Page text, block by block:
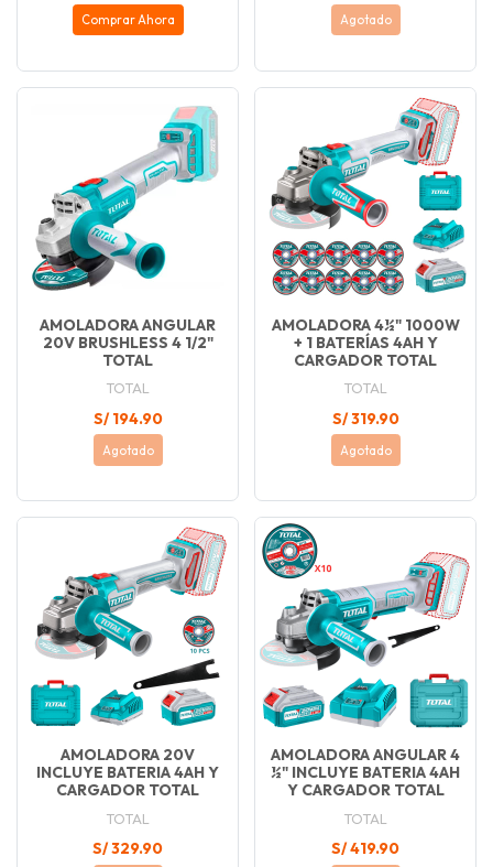
Comprar Ahora Agotado
AMOLADORA ANGULAR
20V BRUSHLESS 4 1/2"
TOTAL
TOTAL
S/ 194.90
Agotado
AMOLADORA 4½" 1000W
+ 1 BATERÍAS 4AH Y
CARGADOR TOTAL
TOTAL
S/ 319.90
Agotado
AMOLADORA 20V
INCLUYE BATERIA 4AH Y
CARGADOR TOTAL
TOTAL
S/ 329.90
AMOLADORA ANGULAR 4
½" INCLUYE BATERIA 4AH
Y CARGADOR TOTAL
TOTAL
S/ 419.90